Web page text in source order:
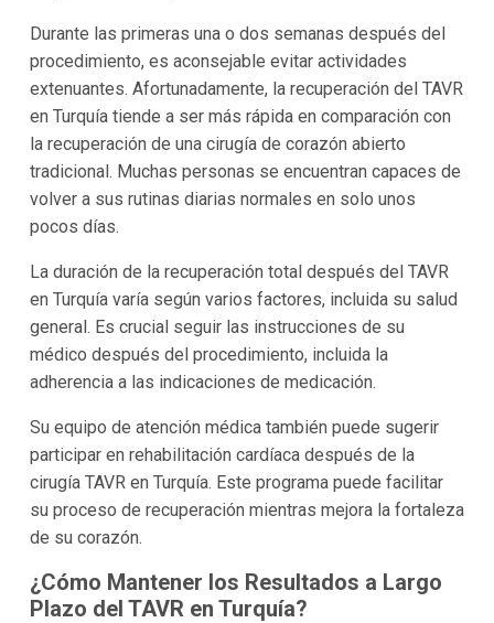
Durante las primeras una o dos semanas después del
procedimiento, es aconsejable evitar actividades
extenuantes. Afortunadamente, la recuperación del TAVR
en Turquía tiende a ser más rápida en comparación con
la recuperación de una cirugía de corazón abierto
tradicional. Muchas personas se encuentran capaces de
volver a sus rutinas diarias normales en solo unos
pocos días.
La duración de la recuperación total después del TAVR
en Turquía varía según varios factores, incluida su salud
general. Es crucial seguir las instrucciones de su
médico después del procedimiento, incluida la
adherencia a las indicaciones de medicación.
Su equipo de atención médica también puede sugerir
participar en rehabilitación cardíaca después de la
cirugía TAVR en Turquía. Este programa puede facilitar
su proceso de recuperación mientras mejora la fortaleza
de su corazón.
¿Cómo Mantener los Resultados a Largo
Plazo del TAVR en Turquía?